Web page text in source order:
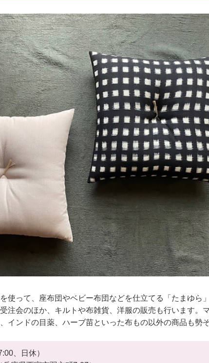
使って、座布団やベビー布団などを仕立てる「たまゆら
注会のほか、キルトや布雑貨、洋服の販売も行います。
インドの目薬、ハーブ苗といった布もの以外の商品も勢ぞ
、日休）